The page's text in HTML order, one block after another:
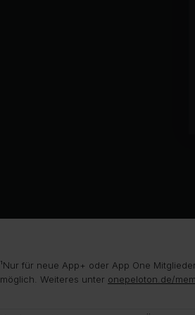
¹Nur für neue App+ oder App One
möglich. Weiteres unter onepeloton.de/